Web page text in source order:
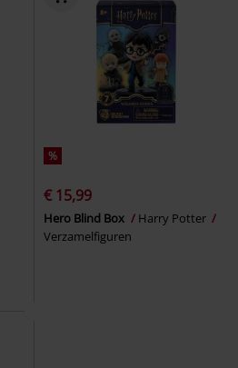
%
€ 15,99
Hero Blind Box
Harry Potter
Verzamelfiguren